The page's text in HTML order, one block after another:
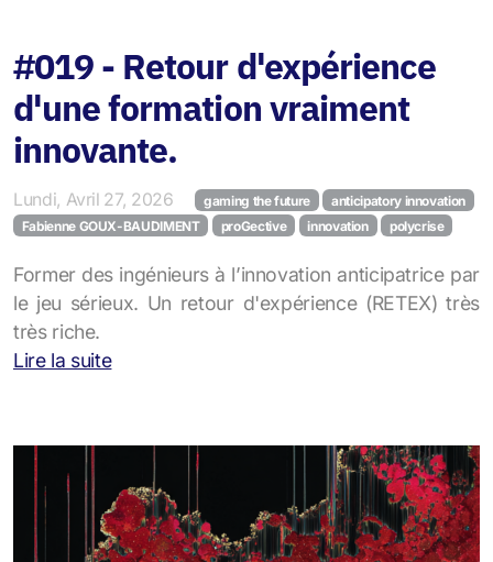
#019 - Retour d'expérience
d'une formation vraiment
innovante.
Lundi, Avril 27, 2026 gaming the future
anticipatory innovation
Fabienne GOUX-BAUDIMENT
proGective innovation polycrise
Former des ingénieurs à l’innovation anticipatrice par
le jeu sérieux. Un retour d'expérience (RETEX) très
très riche.
Lire la suite